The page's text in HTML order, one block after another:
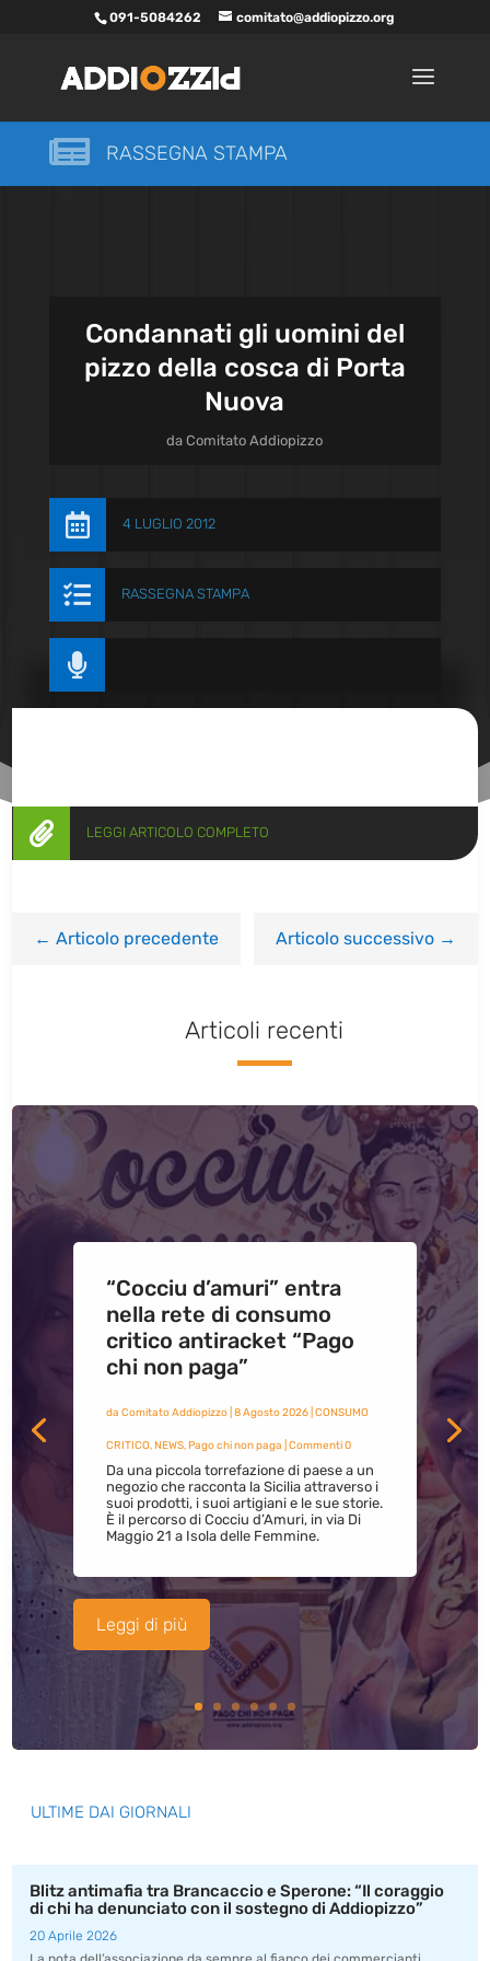
091-5084262 comitato@addiopizzo.org
 RASSEGNA STAMPA
Condannati gli uomini del
pizzo della cosca di Porta
Nuova
daComitato Addiopizzo
 4 LUGLIO 2012
 RASSEGNA STAMPA

 LEGGI ARTICOLO COMPLETO
←Articolo precedente Articolo successivo→
Articoli recenti
“Cocciu d’amuri” entra
nella rete di consumo
critico antiracket “Pago
chi non paga”
da Comitato Addiopizzo| 8 Agosto 2026| CONSUMO
CRITICO,NEWS,Pago chi non paga | Commenti 0
Da una piccola torrefazione di paese a un
negozio che racconta la Sicilia attraverso i
suoi prodotti, i suoi artigiani e le sue storie.
È il percorso di Cocciu d’Amuri, in via Di
Maggio 21 a Isola delle Femmine.
Leggi di più
ULTIME DAI GIORNALI
Blitz antimafia tra Brancaccio e Sperone: “Il coraggio
di chi ha denunciato con il sostegno di Addiopizzo”
20 Aprile 2026